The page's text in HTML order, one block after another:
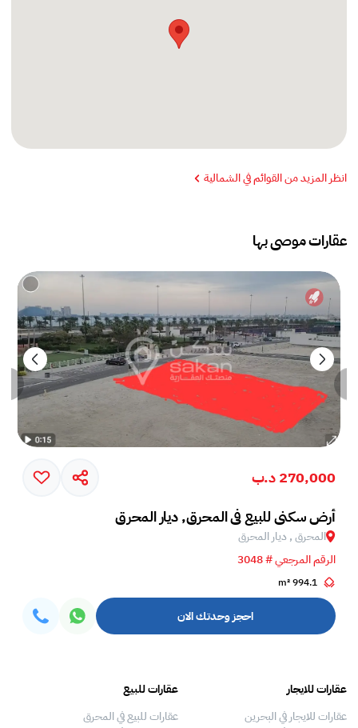
انظر المزيد من القوائم في الشمالية
عقارات موصى بها
270,000 د.ب
أرض سكني للبيع في المحرق, ديار المحرق
المحرق , ديار المحرق
الرقم المرجعي # 3048
994.1 m²
احجز وحدتك الان
عقارات للايجار
عقارات للايجار في البحرين
عقارات للبيع
عقارات للبيع في المحرق